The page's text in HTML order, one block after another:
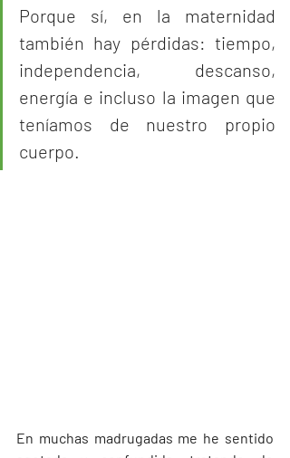
Porque sí, en la maternidad
también hay pérdidas: tiempo,
independencia, descanso,
energía e incluso la imagen que
teníamos de nuestro propio
cuerpo.
En muchas madrugadas me he sentido